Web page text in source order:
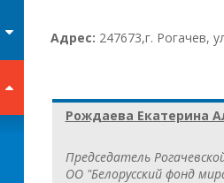
Адрес: 247673,г. Рогачев,
Рождаева Екатерина
Председатель
ОО "Белорусский фонд